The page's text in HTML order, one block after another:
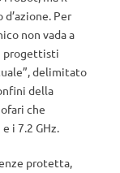
Per
non vada a
i progettisti
delimitato
della
che
i 7.2 GHz.
protetta,